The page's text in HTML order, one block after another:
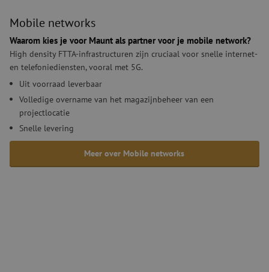
Mobile networks
Waarom kies je voor Maunt als partner voor je mobile network?
High density FTTA-infrastructuren zijn cruciaal voor snelle internet-
en telefoniediensten, vooral met 5G.
Uit voorraad leverbaar
Volledige overname van het magazijnbeheer van een
projectlocatie
Snelle levering
Meer over Mobile networks